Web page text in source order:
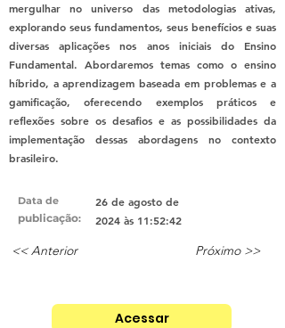
mergulhar no universo das metodologias ativas,
explorando seus fundamentos, seus benefícios e suas
diversas aplicações nos anos iniciais do Ensino
Fundamental. Abordaremos temas como o ensino
híbrido, a aprendizagem baseada em problemas e a
gamificação, oferecendo exemplos práticos e
reflexões sobre os desafios e as possibilidades da
implementação dessas abordagens no contexto
brasileiro.
Data de
publicação:
26 de agosto de
2024 às 11:52:42
<< Anterior Próximo >>
Acessar